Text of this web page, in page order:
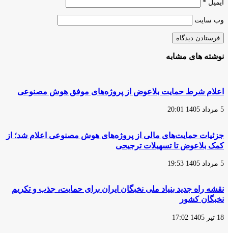
ایمیل *
وب‌ سایت
نوشته های مشابه
اعلام شرط حمایت بلاعوض از پروژه‌های موفق هوش مصنوعی
5 مرداد 1405 20:01
جزئیات حمایت‌های مالی از پروژه‌های هوش مصنوعی اعلام شد؛ از
کمک بلاعوض تا تسهیلات ترجیحی
5 مرداد 1405 19:53
نقشه راه جدید بنیاد ملی نخبگان ایران برای حمایت، جذب و تکریم
نخبگان کشور
18 تیر 1405 17:02